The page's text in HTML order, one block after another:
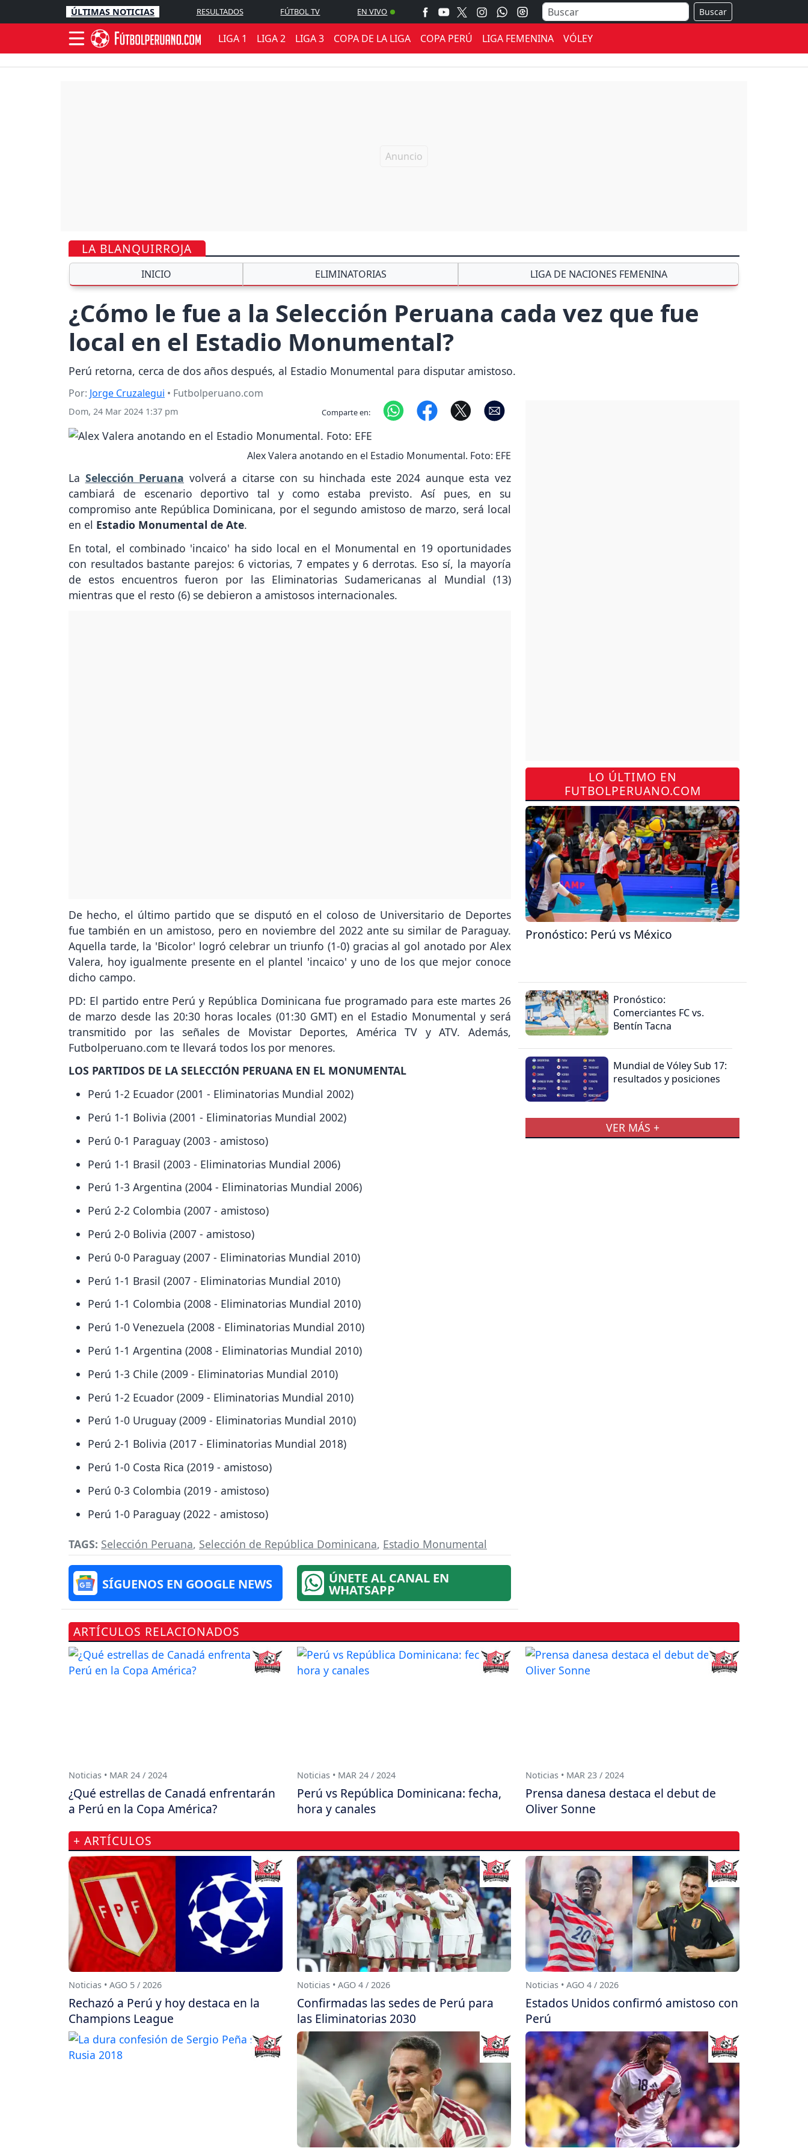
ÚLTIMAS NOTICIAS RESULTADOS FÚTBOL TV EN VIVO Buscar
LIGA 1 LIGA 2 LIGA 3 COPA DE LA LIGA COPA PERÚ LIGA FEMENINA VÓLEY
LA BLANQUIRROJA
INICIO ELIMINATORIAS LIGA DE NACIONES FEMENINA
¿Cómo le fue a la Selección Peruana cada vez que fue
local en el Estadio Monumental?
Perú retorna, cerca de dos años después, al Estadio Monumental para disputar amistoso.
Por: Jorge Cruzalegui • Futbolperuano.com
Dom, 24 Mar 2024 1:37 pm Comparte en:
Alex Valera anotando en el Estadio Monumental. Foto: EFE
La Selección Peruana volverá a citarse con su hinchada este 2024 aunque esta vez
cambiará de escenario deportivo tal y como estaba previsto. Así pues, en su
compromiso ante República Dominicana, por el segundo amistoso de marzo, será local
en el Estadio Monumental de Ate.
En total, el combinado 'incaico' ha sido local en el Monumental en 19 oportunidades
con resultados bastante parejos: 6 victorias, 7 empates y 6 derrotas. Eso sí, la mayoría
de estos encuentros fueron por las Eliminatorias Sudamericanas al Mundial (13)
mientras que el resto (6) se debieron a amistosos internacionales.
De hecho, el último partido que se disputó en el coloso de Universitario de Deportes
fue también en un amistoso, pero en noviembre del 2022 ante su similar de Paraguay.
Aquella tarde, la 'Bicolor' logró celebrar un triunfo (1-0) gracias al gol anotado por Alex
Valera, hoy igualmente presente en el plantel 'incaico' y uno de los que mejor conoce
dicho campo.
PD: El partido entre Perú y República Dominicana fue programado para este martes 26
de marzo desde las 20:30 horas locales (01:30 GMT) en el Estadio Monumental y será
transmitido por las señales de Movistar Deportes, América TV y ATV. Además,
Futbolperuano.com te llevará todos los por menores.
LOS PARTIDOS DE LA SELECCIÓN PERUANA EN EL MONUMENTAL
Perú 1-2 Ecuador (2001 - Eliminatorias Mundial 2002)
Perú 1-1 Bolivia (2001 - Eliminatorias Mundial 2002)
Perú 0-1 Paraguay (2003 - amistoso)
Perú 1-1 Brasil (2003 - Eliminatorias Mundial 2006)
Perú 1-3 Argentina (2004 - Eliminatorias Mundial 2006)
Perú 2-2 Colombia (2007 - amistoso)
Perú 2-0 Bolivia (2007 - amistoso)
Perú 0-0 Paraguay (2007 - Eliminatorias Mundial 2010)
Perú 1-1 Brasil (2007 - Eliminatorias Mundial 2010)
Perú 1-1 Colombia (2008 - Eliminatorias Mundial 2010)
Perú 1-0 Venezuela (2008 - Eliminatorias Mundial 2010)
Perú 1-1 Argentina (2008 - Eliminatorias Mundial 2010)
Perú 1-3 Chile (2009 - Eliminatorias Mundial 2010)
Perú 1-2 Ecuador (2009 - Eliminatorias Mundial 2010)
Perú 1-0 Uruguay (2009 - Eliminatorias Mundial 2010)
Perú 2-1 Bolivia (2017 - Eliminatorias Mundial 2018)
Perú 1-0 Costa Rica (2019 - amistoso)
Perú 0-3 Colombia (2019 - amistoso)
Perú 1-0 Paraguay (2022 - amistoso)
TAGS: Selección Peruana, Selección de República Dominicana, Estadio Monumental
SÍGUENOS EN GOOGLE NEWS ÚNETE AL CANAL EN
WHATSAPP
LO ÚLTIMO EN
FUTBOLPERUANO.COM
Pronóstico: Perú vs México
Pronóstico:
Comerciantes FC vs.
Bentín Tacna
Mundial de Vóley Sub 17:
resultados y posiciones
VER MÁS +
ARTÍCULOS RELACIONADOS
Noticias • MAR 24 / 2024
¿Qué estrellas de Canadá enfrentarán
a Perú en la Copa América?
Noticias • MAR 24 / 2024
Perú vs República Dominicana: fecha,
hora y canales
Noticias • MAR 23 / 2024
Prensa danesa destaca el debut de
Oliver Sonne
+ ARTÍCULOS
Noticias • AGO 5 / 2026
Rechazó a Perú y hoy destaca en la
Champions League
Noticias • AGO 4 / 2026
Confirmadas las sedes de Perú para
las Eliminatorias 2030
Noticias • AGO 4 / 2026
Estados Unidos confirmó amistoso con
Perú